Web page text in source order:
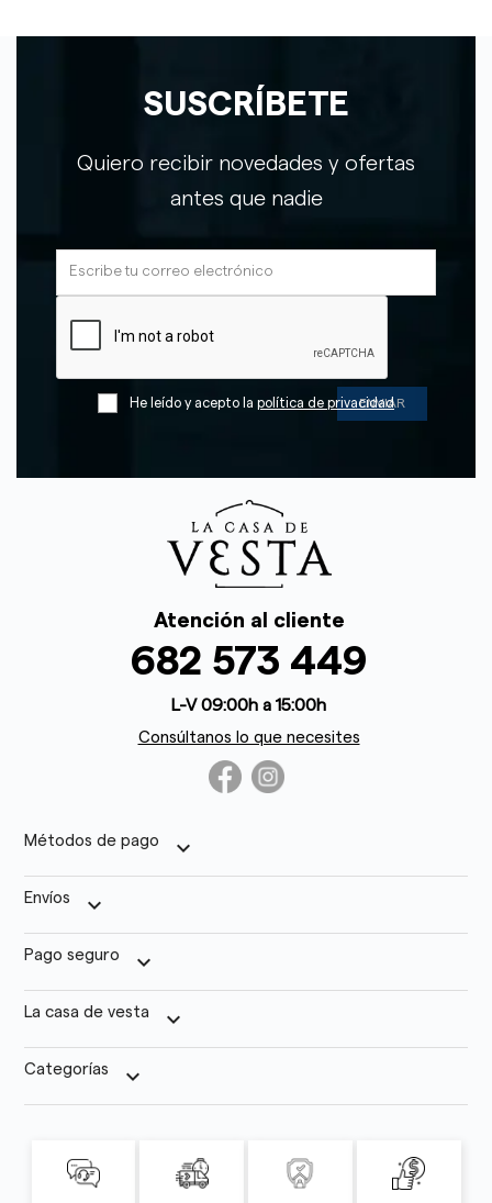
SUSCRÍBETE
Quiero recibir novedades y ofertas
antes que nadie
He leído y acepto la política de privacidad
Atención al cliente
682 573 449
L-V 09:00h a 15:00h
Consúltanos lo que necesites
Métodos de pago keyboard_arrow_down
Envíos keyboard_arrow_down
Pago seguro keyboard_arrow_down
La casa de vesta keyboard_arrow_down
Categorías keyboard_arrow_down